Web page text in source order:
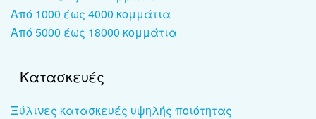
Από 1000 έως 4000 κομμάτια
Από 5000 έως 18000 κομμάτια
Κατασκευές
Ξύλινες κατασκευές υψηλής ποιότητας